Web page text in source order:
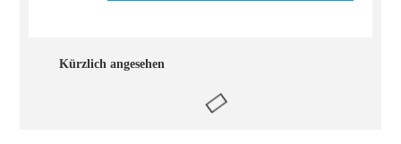
Kürzlich angesehen